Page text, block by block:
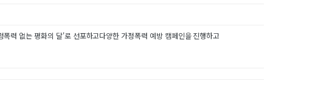
력 없는 평화의 달'로 선포하고다양한 가정폭력 예방 캠페인을 진행하고